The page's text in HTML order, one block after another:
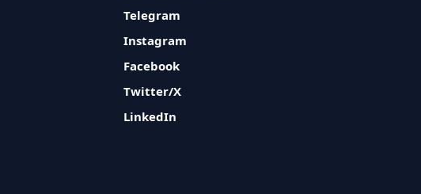
Telegram
Instagram
Facebook
Twitter/X
LinkedIn